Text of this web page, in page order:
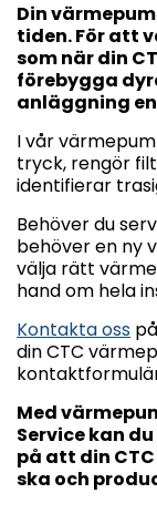
Din
tiden. För att
som när din
förebygga
anläggning
I vår
tryck, rengör
identifierar
Behöver du
behöver en ny
välja rätt
hand om hela
Kontakta oss
din CTC
Med
Service kan
på att din
ska och